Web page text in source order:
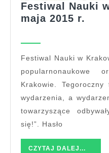
Festiwal Nauki
maja 2015 r.
2015
Festiwal Nauki w Krakowie to prestiżowe wydarzenie
popularnonaukowe
Krakowie.
wydarzenia, a
towarzyszące
się!”. Hasło
CZYTAJ DALEJ...